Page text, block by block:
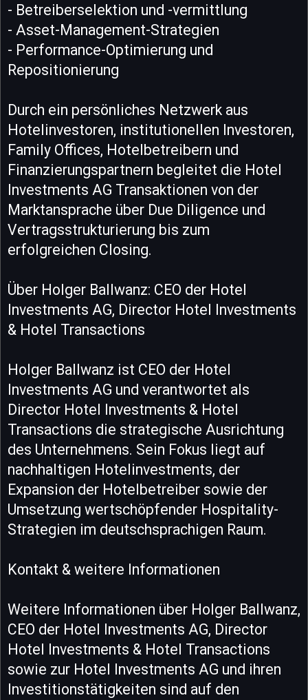
- Betreiberselektion und -vermittlung
- Asset-Management-Strategien
- Performance-Optimierung und
Repositionierung
Durch ein persönliches Netzwerk aus
Hotelinvestoren, institutionellen Investoren,
Family Offices, Hotelbetreibern und
Finanzierungspartnern begleitet die Hotel
Investments AG Transaktionen von der
Marktansprache über Due Diligence und
Vertragsstrukturierung bis zum
erfolgreichen Closing.
Über Holger Ballwanz: CEO der Hotel
Investments AG, Director Hotel Investments
& Hotel Transactions
Holger Ballwanz ist CEO der Hotel
Investments AG und verantwortet als
Director Hotel Investments & Hotel
Transactions die strategische Ausrichtung
des Unternehmens. Sein Fokus liegt auf
nachhaltigen Hotelinvestments, der
Expansion der Hotelbetreiber sowie der
Umsetzung wertschöpfender Hospitality-
Strategien im deutschsprachigen Raum.
Kontakt & weitere Informationen
Weitere Informationen über Holger Ballwanz,
CEO der Hotel Investments AG, Director
Hotel Investments & Hotel Transactions
sowie zur Hotel Investments AG und ihren
Investitionstätigkeiten sind auf den